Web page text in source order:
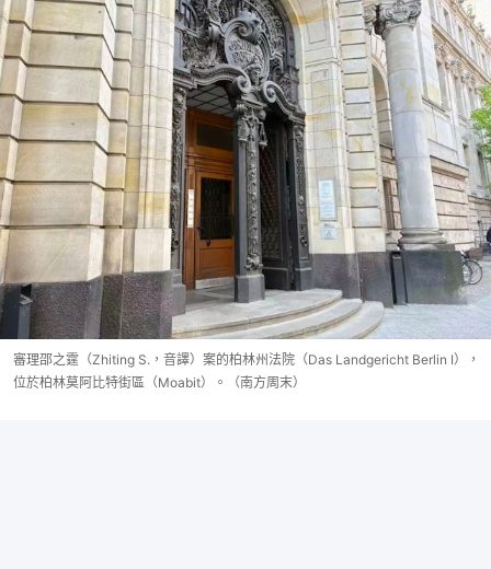
審理邵之霆（Zhiting S.，音譯）案的柏林州法院（Das Landgericht Berlin I），
位於柏林莫阿比特街區（Moabit）。（南方周末）